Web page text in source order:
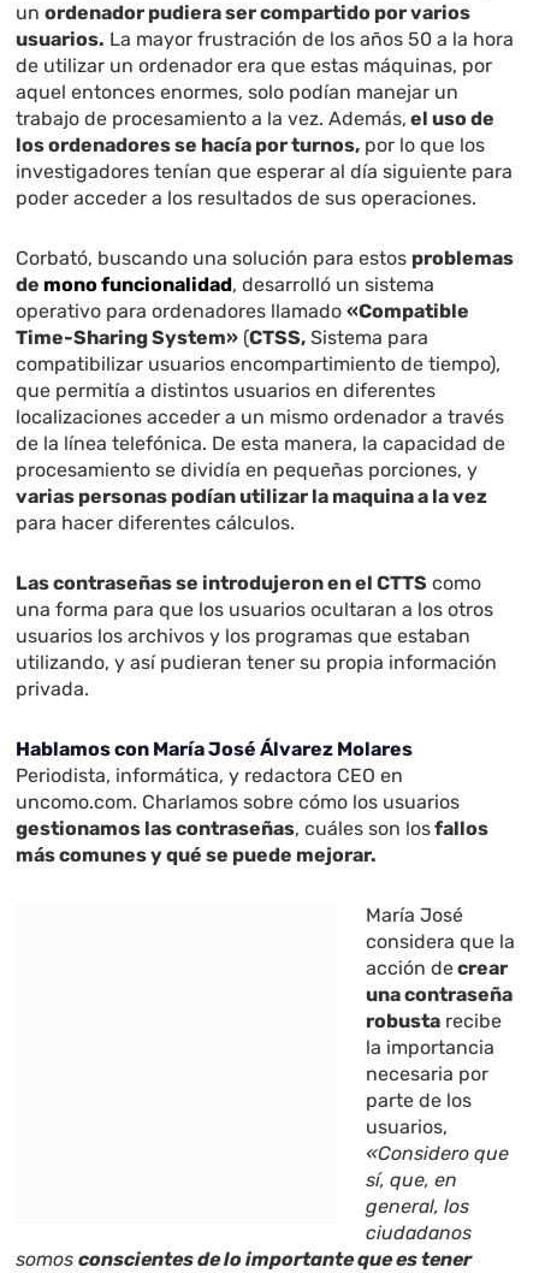
unordenador pudiera ser compartido por varios
usuarios. La mayor frustración de los años 50 a la hora
de utilizar un ordenador era que estas máquinas, por
aquel entonces enormes, solo podían manejar un
trabajo de procesamiento a la vez. Además, el uso de
los ordenadores se hacía por turnos, por lo que los
investigadores tenían que esperar al día siguiente para
poder acceder a los resultados de sus operaciones.
Corbató, buscando una solución para estos problemas
de mono funcionalidad, desarrolló un sistema
operativo para ordenadores llamado«Compatible
Time-Sharing System» (CTSS, Sistema para
compatibilizar usuarios encompartimiento de tiempo),
que permitía a distintos usuarios en diferentes
localizaciones acceder a un mismo ordenador a través
de la línea telefónica. De esta manera, la capacidad de
procesamiento se dividía en pequeñas porciones, y
varias personas podían utilizar la maquina a la vez
para hacer diferentes cálculos.
Las contraseñas se introdujeron en el CTTS como
una forma para que los usuarios ocultaran a los otros
usuarios los archivos y los programas que estaban
utilizando, y así pudieran tener su propia información
privada.
Hablamos con María José Álvarez Molares
Periodista, informática, y redactora CEO en
uncomo.com. Charlamos sobre cómo los usuarios
gestionamos las contraseñas, cuáles son losfallos
más comunes y qué se puede mejorar.
María José
considera que la
acción decrear
una contraseña
robusta recibe
la importancia
necesaria por
parte de los
usuarios,
«Considero que
sí, que, en
general, los
ciudadanos
somosconscientes de lo importante que es tener